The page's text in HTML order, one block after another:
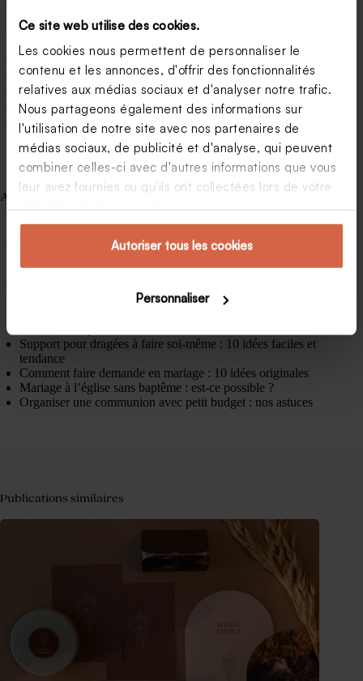
Ce site web utilise des cookies.
Les cookies nous permettent de personnaliser le
contenu et les annonces, d'offrir des fonctionnalités
relatives aux médias sociaux et d'analyser notre trafic.
Nous partageons également des informations sur
l'utilisation de notre site avec nos partenaires de
médias sociaux, de publicité et d'analyse, qui peuvent
combiner celles-ci avec d'autres informations que vous
leur avez fournies ou qu'ils ont collectées lors de votre
Autoriser tous les cookies
Personnaliser
Quel texte pour accompagner de l’argent à un mariage ?
Affaire pour bébé : liste des choses à prévoir avant son
arrivée.
Anniversaire 1 an : comment organiser une fête ?
Nos 5 influenceuses maman préférées.
10 ans de mariage, une belle occasion de faire la fête.
Partir en camping avec bébé : bonne ou mauvaise idée ?
Quelle boisson choisir pour votre vin d’honneur.
Trouver une idée de fête anniversaire originale oui, mais
comment ?
Articles récents
Combien de dragées dans un kilo ? Tableau comparatif par
type
Comment assortir ses cadeaux invités à son thème de
Les cadeaux invités mariage tendance en 2026
Support pour dragées à faire soi-même : 10 idées faciles et
tendance
Comment faire demande en mariage : 10 idées originales
Mariage à l’église sans baptême : est-ce possible ?
Organiser une communion avec petit budget : nos astuces
Publications similaires